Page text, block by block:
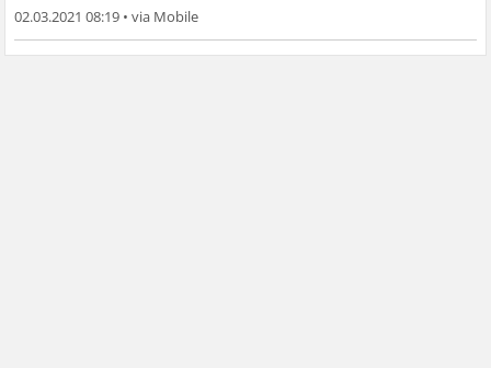
02.03.2021 08:19 •